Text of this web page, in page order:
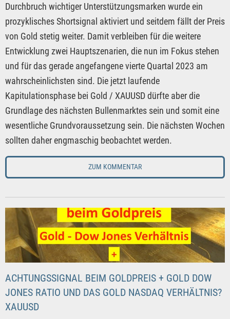
Durchbruch wichtiger Unterstützungsmarken wurde ein
prozyklisches Shortsignal aktiviert und seitdem fällt der Preis
von Gold stetig weiter. Damit verbleiben für die weitere
Entwicklung zwei Hauptszenarien, die nun im Fokus stehen
und für das gerade angefangene vierte Quartal 2023 am
wahrscheinlichsten sind. Die jetzt laufende
Kapitulationsphase bei Gold / XAUUSD dürfte aber die
Grundlage des nächsten Bullenmarktes sein und somit eine
wesentliche Grundvoraussetzung sein. Die nächsten Wochen
sollten daher engmaschig beobachtet werden.
ZUM KOMMENTAR
ACHTUNGSSIGNAL BEIM GOLDPREIS + GOLD DOW
JONES RATIO UND DAS GOLD NASDAQ VERHÄLTNIS?
XAUUSD